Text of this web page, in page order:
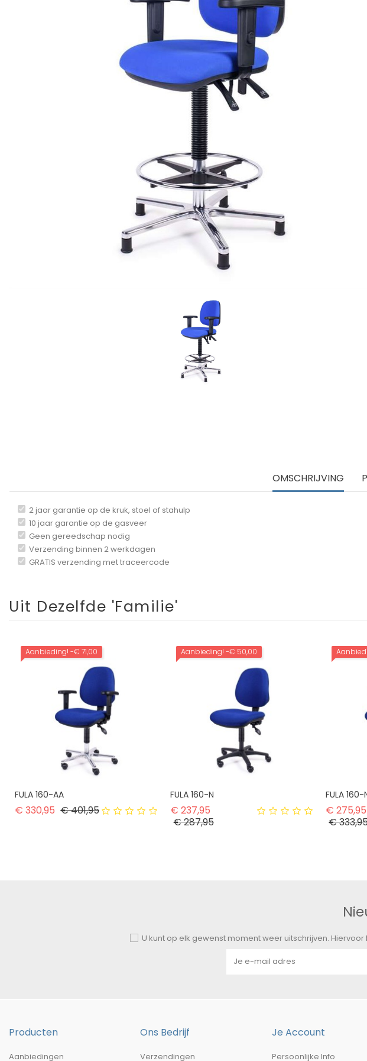
OMSCHRIJVING
2 jaar garantie op de kruk, stoel of stahulp
10 jaar garantie op de gasveer
Geen gereedschap nodig
Verzending binnen 2 werkdagen
GRATIS verzending met traceercode
Uit Dezelfde 'Familie'
Aanbieding! -€ 71,00
FULA 160-AA
€ 330,95 Normale prijs
€ 401,95Prijs
Aanbieding! -€ 50,00
FULA 160-N
€ 237,95Normale prijs
€ 287,95Prijs
FULA 160-
€ 275,95
€
U kunt op elk gewenst moment weer uitschrijven.
Producten
Aanbiedingen
Ons Bedrijf
Verzendingen
Je Account
Persoonlijke Info